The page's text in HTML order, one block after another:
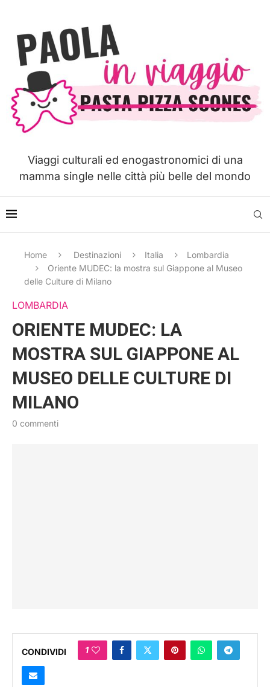
Viaggi culturali ed enogastronomici di una
mamma single nelle città più belle del mondo
Home Destinazioni Italia
Lombardia
Oriente MUDEC: la mostra sul Giappone al Museo
delle Culture di Milano
LOMBARDIA
ORIENTE MUDEC: LA
MOSTRA SUL GIAPPONE AL
MUSEO DELLE CULTURE DI
MILANO
0 commenti
CONDIVIDI 1